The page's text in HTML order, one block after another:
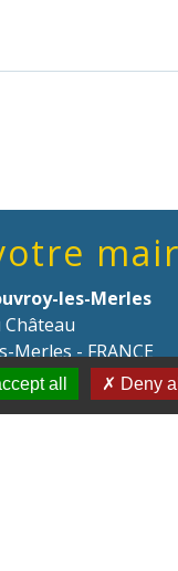
les-Merles
Merles - FRANCE
51 40 05
formulaire
all Deny